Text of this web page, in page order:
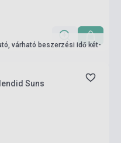
várható beszerzési idő két-
Suns